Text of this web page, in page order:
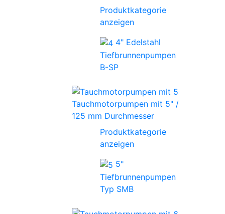
Produktkategorie
anzeigen
4" Edelstahl
Tiefbrunnenpumpen
B-SP
Tauchmotorpumpen mit 5" /
125 mm Durchmesser
Produktkategorie
anzeigen
5"
Tiefbrunnenpumpen
Typ SMB